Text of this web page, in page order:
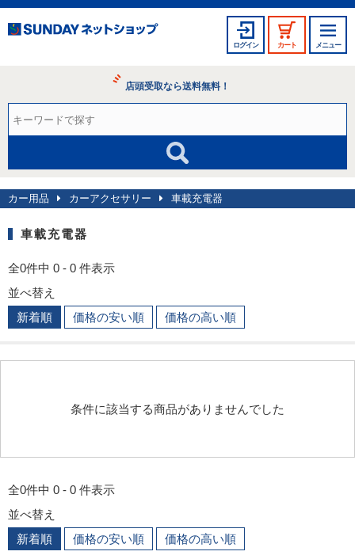
ログイン カート メニュー
店頭受取なら送料無料！
カー用品 カーアクセサリー 車載充電器
車載充電器
全0件中 0 - 0 件表示
並べ替え
新着順
価格の安い順 価格の高い順
条件に該当する商品がありませんでした
全0件中 0 - 0 件表示
並べ替え
新着順
価格の安い順 価格の高い順